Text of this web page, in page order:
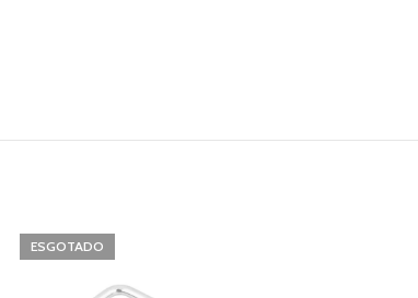
ESGOTADO